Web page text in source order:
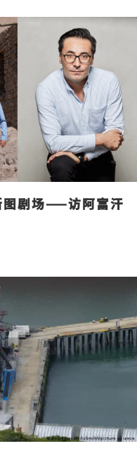
图剧场——访阿富汗